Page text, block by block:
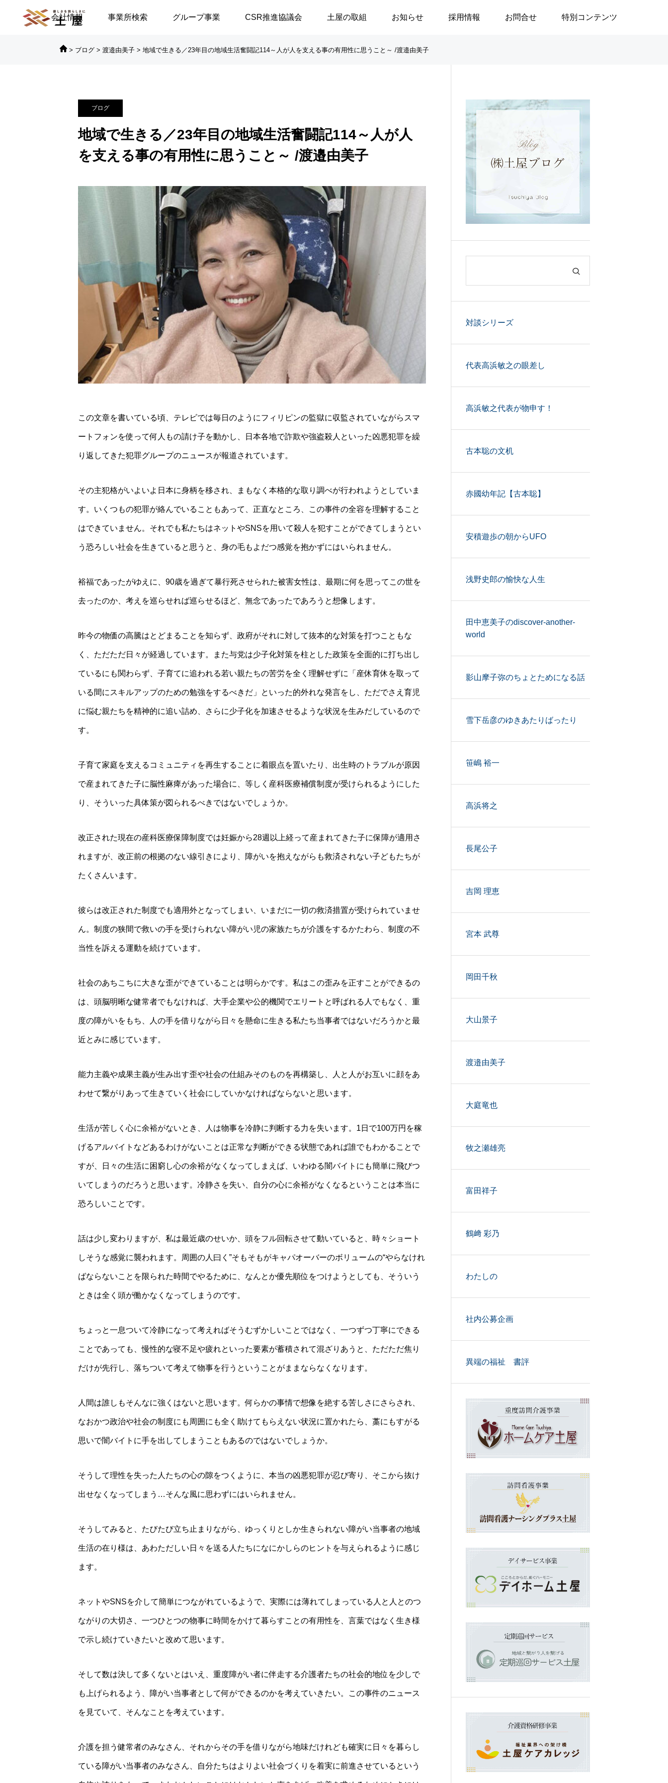
会社情報 事業所検索 グループ事業 CSR推進協議会 土屋の取組 お知らせ 採用情報 お問合せ 特別コンテンツ
対談シリーズ
【高浜代表×浅野史郎先生】
連続対談シリーズ第2回 ～
第2部～
【高浜代表×浅野史郎先生】
連続対談シリーズ第2回 ～
第1部～
「八月敗戦の夏に思うこと」
／安積遊歩
ブログ
政治はなぜ大切なのか／安積
遊歩
> ブログ > 渡邉由美子 > 地域で生きる／23年目の地域生活奮闘記114～人が人を支える事の有用性に思うこと～ /渡邉由美子
ブログ
地域で生きる／23年目の地域生活奮闘記114～人が人
を支える事の有用性に思うこと～ /渡邉由美子
この文章を書いている頃、テレビでは毎日のようにフィリピンの監獄に収監されていながらスマ
ートフォンを使って何人もの請け子を動かし、日本各地で詐欺や強盗殺人といった凶悪犯罪を繰
り返してきた犯罪グループのニュースが報道されています。
その主犯格がいよいよ日本に身柄を移され、まもなく本格的な取り調べが行われようとしていま
す。いくつもの犯罪が絡んでいることもあって、正直なところ、この事件の全容を理解すること
はできていません。それでも私たちはネットやSNSを用いて殺人を犯すことができてしまうとい
う恐ろしい社会を生きていると思うと、身の毛もよだつ感覚を抱かずにはいられません。
裕福であったがゆえに、90歳を過ぎて暴行死させられた被害女性は、最期に何を思ってこの世を
去ったのか、考えを巡らせれば巡らせるほど、無念であったであろうと想像します。
昨今の物価の高騰はとどまることを知らず、政府がそれに対して抜本的な対策を打つこともな
く、ただただ日々が経過しています。また与党は少子化対策を柱とした政策を全面的に打ち出し
ているにも関わらず、子育てに追われる若い親たちの苦労を全く理解せずに「産休育休を取って
いる間にスキルアップのための勉強をするべきだ」といった的外れな発言をし、ただでさえ育児
に悩む親たちを精神的に追い詰め、さらに少子化を加速させるような状況を生みだしているので
す。
子育て家庭を支えるコミュニティを再生することに着眼点を置いたり、出生時のトラブルが原因
で産まれてきた子に脳性麻痺があった場合に、等しく産科医療補償制度が受けられるようにした
り、そういった具体策が図られるべきではないでしょうか。
改正された現在の産科医療保障制度では妊娠から28週以上経って産まれてきた子に保障が適用さ
れますが、改正前の根拠のない線引きにより、障がいを抱えながらも救済されない子どもたちが
たくさんいます。
彼らは改正された制度でも適用外となってしまい、いまだに一切の救済措置が受けられていませ
ん。制度の狭間で救いの手を受けられない障がい児の家族たちが介護をするかたわら、制度の不
当性を訴える運動を続けています。
社会のあちこちに大きな歪ができていることは明らかです。私はこの歪みを正すことができるの
は、頭脳明晰な健常者でもなければ、大手企業や公的機関でエリートと呼ばれる人でもなく、重
度の障がいをもち、人の手を借りながら日々を懸命に生きる私たち当事者ではないだろうかと最
近とみに感じています。
能力主義や成果主義が生み出す歪や社会の仕組みそのものを再構築し、人と人がお互いに顔をあ
わせて繋がりあって生きていく社会にしていかなければならないと思います。
生活が苦しく心に余裕がないとき、人は物事を冷静に判断する力を失います。1日で100万円を稼
げるアルバイトなどあるわけがないことは正常な判断ができる状態であれば誰でもわかることで
すが、日々の生活に困窮し心の余裕がなくなってしまえば、いわゆる闇バイトにも簡単に飛びつ
いてしまうのだろうと思います。冷静さを失い、自分の心に余裕がなくなるということは本当に
恐ろしいことです。
話は少し変わりますが、私は最近歳のせいか、頭をフル回転させて動いていると、時々ショート
しそうな感覚に襲われます。周囲の人曰く”そもそもがキャパオーバーのボリュームの“やらなけれ
ばならないことを限られた時間でやるために、なんとか優先順位をつけようとしても、そういう
ときは全く頭が働かなくなってしまうのです。
ちょっと一息ついて冷静になって考えればそうむずかしいことではなく、一つずつ丁寧にできる
ことであっても、慢性的な寝不足や疲れといった要素が蓄積されて混ざりあうと、ただただ焦り
だけが先行し、落ちついて考えて物事を行うということがままならなくなります。
人間は誰しもそんなに強くはないと思います。何らかの事情で想像を絶する苦しさにさらされ、
なおかつ政治や社会の制度にも周囲にも全く助けてもらえない状況に置かれたら、藁にもすがる
思いで闇バイトに手を出してしまうこともあるのではないでしょうか。
そうして理性を失った人たちの心の隙をつくように、本当の凶悪犯罪が忍び寄り、そこから抜け
出せなくなってしまう…そんな風に思わずにはいられません。
そうしてみると、たびたび立ち止まりながら、ゆっくりとしか生きられない障がい当事者の地域
生活の在り様は、あわただしい日々を送る人たちになにかしらのヒントを与えられるように感じ
ます。
ネットやSNSを介して簡単につながれているようで、実際には薄れてしまっている人と人とのつ
ながりの大切さ、一つひとつの物事に時間をかけて暮らすことの有用性を、言葉ではなく生き様
で示し続けていきたいと改めて思います。
そして数は決して多くないとはいえ、重度障がい者に伴走する介護者たちの社会的地位を少しで
も上げられるよう、障がい当事者として何ができるのかを考えていきたい。この事件のニュース
を見ていて、そんなことを考えています。
介護を担う健常者のみなさん、それからその手を借りながら地味だけれども確実に日々を暮らし
ている障がい当事者のみなさん、自分たちはよりよい社会づくりを着実に前進させているという
対談シリーズ
代表高浜敏之の眼差し
高浜敏之代表が物申す！
古本聡の文机
赤國幼年記【古本聡】
安積遊歩の朝からUFO
浅野史郎の愉快な人生
田中恵美子のdiscover-another-
world
影山摩子弥のちょとためになる話
雪下岳彦のゆきあたりばったり
笹嶋 裕一
高浜将之
長尾公子
吉岡 理恵
宮本 武尊
岡田千秋
大山景子
渡邉由美子
大庭竜也
牧之瀬雄亮
富田祥子
鶴﨑 彩乃
わたしの
社内公募企画
異端の福祉 書評